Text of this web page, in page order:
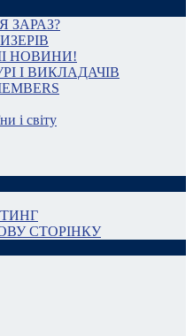
ЗАРАЗ?
НОВИНИ!
І ВИКЛАДАЧІВ
і світу
СТОРІНКУ